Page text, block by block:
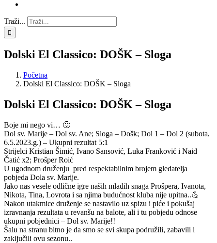
Traži...
Dolski El Classico: DOŠK – Sloga
Početna
Dolski El Classico: DOŠK – Sloga
Dolski El Classico: DOŠK – Sloga
Boje mi nego vi… 🙂
Dol sv. Marije – Dol sv. Ane; Sloga – Došk; Dol 1 – Dol 2 (subota,
6.5.2023.g.) – Ukupni rezultat 5:1
Strijelci Kristian Šimić, Ivano Sansović, Luka Franković i Naid
Čatić x2; Prošper Roić
U ugodnom druženju pred respektabilnim brojem gledatelja
pobjeda Dola sv. Marije.
Jako nas vesele odlične igre naših mladih snaga Prošpera, Ivanota,
Nikota, Tina, Lovrota i sa njima budućnost kluba nije upitna..💪
Nakon utakmice druženje se nastavilo uz spizu i piće i pokušaj
izravnanja rezultata u revanšu na balote, ali i tu pobjedu odnose
ukupni pobjednici – Dol sv. Marije!!
Šalu na stranu bitno je da smo se svi skupa podružili, zabavili i
zaključili ovu sezonu..